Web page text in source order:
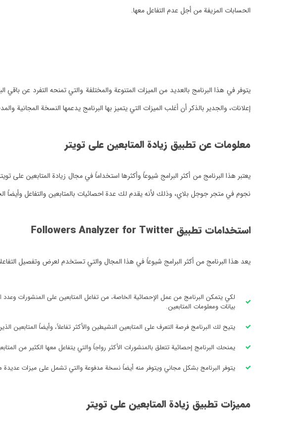
الحسابات المزيفة من أجل عدم التفاعل معها.
يتوفر في هذا البرنامج بالعديد من الميزات المتنوعة والمختلفة والتي تمنحه التفرد عن
إعلانات، والجدير بالذكر أن أغلب الميزات التي يتميز بها البرنامج يدعمها النسخة المجانية
معلومات عن تطبيق زيادة المتابعين على تويتر
نجوم في متجر جوجل بلاي، وذلك لأنه يقدم لك عدة احصائيات بالمتابعين والتفاعل وأيضاً
استخدامات تطبيق Followers Analyzer for Twitter
يعد هذا البرنامج من أكثر البرامج شيوعاً في هذا المجال والتي تستخدم لعرض وتفصيل
لكي يتمكن البرنامج من عمل الإحصائية الخاصة، من تفاعل المتابعين على المنشورات
بيانات ومعلومات المتابعين.
يتيح لك البرنامج فرصة التعرف على المتابعين النشيطين والأكثر تفاعلاً، وأيضاً المتابعين
يمنحك البرنامج إحصائية تتعلق بالمنشورات الأكثر رواجاً والتي يتفاعل معها الكثير من
يتوفر البرنامج بشكل مجاني ويتوفر منه أيضاً نسخة مدفوعة والتي تشمل على ميزات
مميزات تطبيق زيادة المتابعين على تويتر